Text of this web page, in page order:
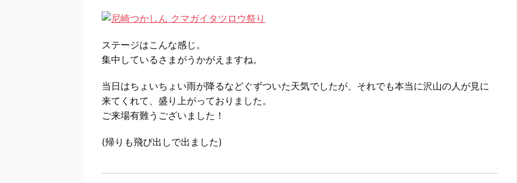
ステージはこんな感じ。
集中しているさまがうかがえますね。
当日はちょいちょい雨が降るなどぐずついた天気でしたが、それでも本当に沢山の人が見に
来てくれて、盛り上がっておりました。
ご来場有難うございました！
(帰りも飛び出しで出ました)